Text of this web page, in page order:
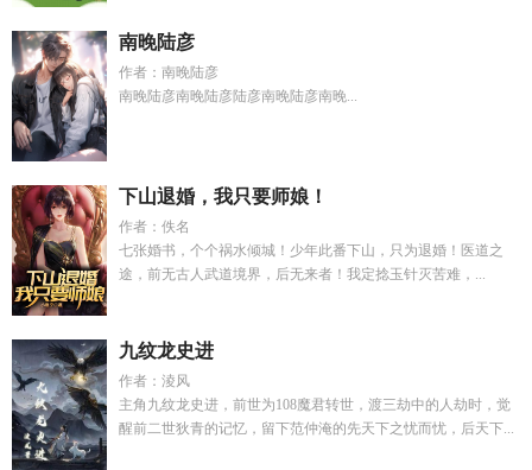
南晚陆彦
作者：南晚陆彦
南晚陆彦南晚陆彦陆彦南晚陆彦南晚...
下山退婚，我只要师娘！
作者：佚名
七张婚书，个个祸水倾城！少年此番下山，只为退婚！医道之
途，前无古人武道境界，后无来者！我定捻玉针灭苦难，...
九纹龙史进
作者：淩风
主角九纹龙史进，前世为108魔君转世，渡三劫中的人劫时，觉
醒前二世狄青的记忆，留下范仲淹的先天下之忧而忧，后天下...